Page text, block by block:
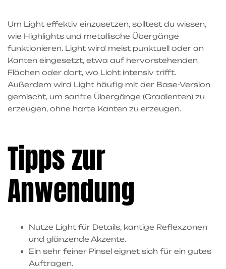
Um Light effektiv einzusetzen, solltest du wissen,
wie Highlights und metallische Übergänge
funktionieren. Light wird meist punktuell oder an
Kanten eingesetzt, etwa auf hervorstehenden
Flächen oder dort, wo Licht intensiv trifft.
Außerdem wird Light häufig mit der Base-Version
gemischt, um sanfte Übergänge (Gradienten) zu
erzeugen, ohne harte Kanten zu erzeugen.
Tipps zur
Anwendung
Nutze Light für Details, kantige Reflexzonen
und glänzende Akzente.
Ein sehr feiner Pinsel eignet sich für ein gutes
Auftragen.